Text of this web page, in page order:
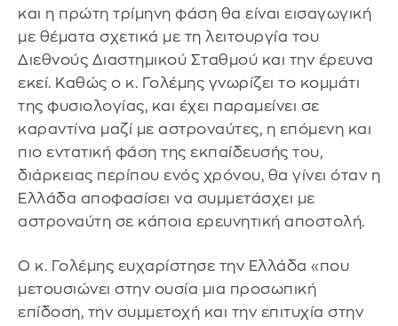
και η πρώτη τρίμηνη φάση θα είναι εισαγωγική
με θέματα σχετικά με τη λειτουργία του
Διεθνούς Διαστημικού Σταθμού και την έρευνα
εκεί. Καθώς ο κ. Γολέμης γνωρίζει το κομμάτι
της φυσιολογίας, και έχει παραμείνει σε
καραντίνα μαζί με αστροναύτες, η επόμενη και
πιο εντατική φάση της εκπαίδευσής του,
διάρκειας περίπου ενός χρόνου, θα γίνει όταν η
Ελλάδα αποφασίσει να συμμετάσχει με
αστροναύτη σε κάποια ερευνητική αποστολή.
Ο κ. Γολέμης ευχαρίστησε την Ελλάδα «που
μετουσιώνει στην ουσία μια προσωπική
επίδοση, την συμμετοχή και την επιτυχία στην